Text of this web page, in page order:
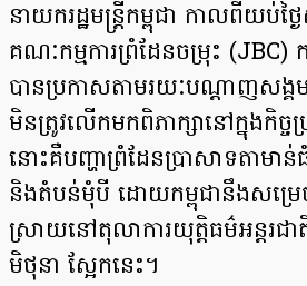
នាយក​រដ្ឋមន្រ្តីកម្ពុជា កាលពីយប់ថ្
គណៈកម្មការ​ព្រំដែន​ចម្រុះ (JBC)
បានប្រកាស​តាម​រយៈ​​បណ្តាញសង្គ
មិន​ត្រូវ​លើក​មក​ពិភាក្សា​នៅ​ក្នុង​កិច្
នោះគឺ​បញ្ហា​ព្រំដែនប្រាសាទតាមា
និង​តំបន់​មុំបី ដោយ​កម្ពុជា​នឹង​សម្រ
ស្រាយ​នៅ​តុលាការ​យុត្តិធម៌អន្តរជ
មិថុនា ស្អែកនេះ។